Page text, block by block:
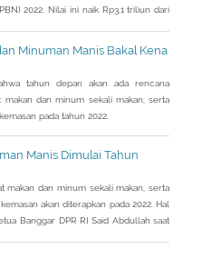
2022. Nilai ini naik Rp3,1 triliun dari
Minuman Manis Bakal Kena
tahun depan akan ada rencana
makan dan minum sekali makan, serta
pada tahun 2022.
Manis Dimulai Tahun
makan dan minum sekali makan, serta
akan diterapkan pada 2022. Hal
Banggar DPR RI Said Abdullah saat